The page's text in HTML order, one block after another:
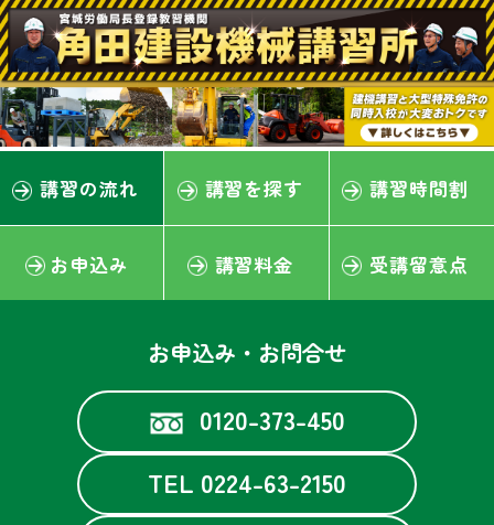
講習の流れ 講習を探す 講習時間割
お申込み 講習料金 受講留意点
お申込み・お問合せ
0120-373-450
TEL 0224-63-2150